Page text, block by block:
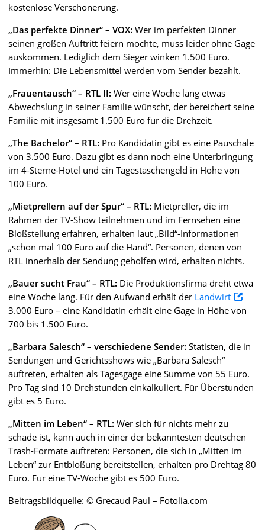
kostenlose Verschönerung.
„Das perfekte Dinner“ – VOX: Wer im perfekten Dinner
seinen großen Auftritt feiern möchte, muss leider ohne Gage
auskommen. Lediglich dem Sieger winken 1.500 Euro.
Immerhin: Die Lebensmittel werden vom Sender bezahlt.
„Frauentausch“ – RTL II: Wer eine Woche lang etwas
Abwechslung in seiner Familie wünscht, der bereichert seine
Familie mit insgesamt 1.500 Euro für die Drehzeit.
„The Bachelor“ – RTL: Pro Kandidatin gibt es eine Pauschale
von 3.500 Euro. Dazu gibt es dann noch eine Unterbringung
im 4-Sterne-Hotel und ein Tagestaschengeld in Höhe von
100 Euro.
„Mietprellern auf der Spur“ – RTL: Mietpreller, die im
Rahmen der TV-Show teilnehmen und im Fernsehen eine
Bloßstellung erfahren, erhalten laut „Bild“-Informationen
„schon mal 100 Euro auf die Hand“. Personen, denen von
RTL innerhalb der Sendung geholfen wird, erhalten nichts.
„Bauer sucht Frau“ – RTL: Die Produktionsfirma dreht etwa
eine Woche lang. Für den Aufwand erhält der Landwirt
3.000 Euro – eine Kandidatin erhält eine Gage in Höhe von
700 bis 1.500 Euro.
„Barbara Salesch“ – verschiedene Sender: Statisten, die in
Sendungen und Gerichtsshows wie „Barbara Salesch“
auftreten, erhalten als Tagesgage eine Summe von 55 Euro.
Pro Tag sind 10 Drehstunden einkalkuliert. Für Überstunden
gibt es 5 Euro.
„Mitten im Leben“ – RTL: Wer sich für nichts mehr zu
schade ist, kann auch in einer der bekanntesten deutschen
Trash-Formate auftreten: Personen, die sich in „Mitten im
Leben“ zur Entblößung bereitstellen, erhalten pro Drehtag 80
Euro. Für eine TV-Woche gibt es 500 Euro.
Beitragsbildquelle: © Grecaud Paul – Fotolia.com